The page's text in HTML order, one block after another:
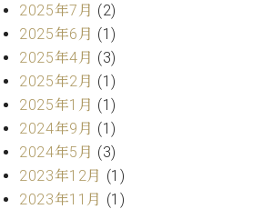
グ
ラ
ン
ド
ピ
ア
C.
ベ
入
実
績
ホ
ー
ス
タ
ジ
オ
代
理
店
主
催
ベ
ン
ト
ヒ
シ
ュ
タ
イ
ン
・
セ
ト
ラ
2025年7月 (2)
2025年6月 (1)
2025年4月 (3)
2025年2月 (1)
2025年1月 (1)
2024年9月 (1)
2024年5月 (3)
2023年12月 (1)
2023年11月 (1)